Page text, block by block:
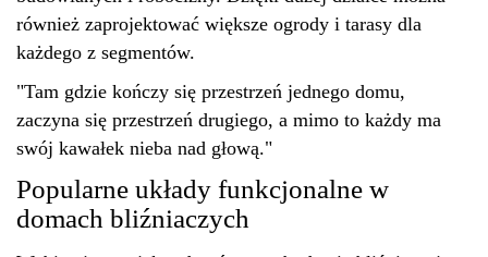
również zaprojektować większe ogrody i tarasy dla
każdego z segmentów.
"Tam gdzie kończy się przestrzeń jednego domu,
zaczyna się przestrzeń drugiego, a mimo to każdy ma
swój kawałek nieba nad głową."
Popularne układy funkcjonalne w
domach bliźniaczych